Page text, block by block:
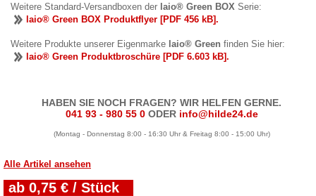
Weitere Standard-Versandboxen der laio® Green BOX Serie:
laio® Green BOX Produktflyer [PDF 456 kB].
Weitere Produkte unserer Eigenmarke laio® Green finden Sie hier:
laio® Green Produktbroschüre [PDF 6.603 kB].
HABEN SIE NOCH FRAGEN? WIR HELFEN GERNE.
041 93 - 980 55 0 ODER info@hilde24.de
(Montag - Donnerstag 8:00 - 16:30 Uhr & Freitag 8:00 - 15:00 Uhr)
Alle Artikel ansehen
ab 0,75 € / Stück